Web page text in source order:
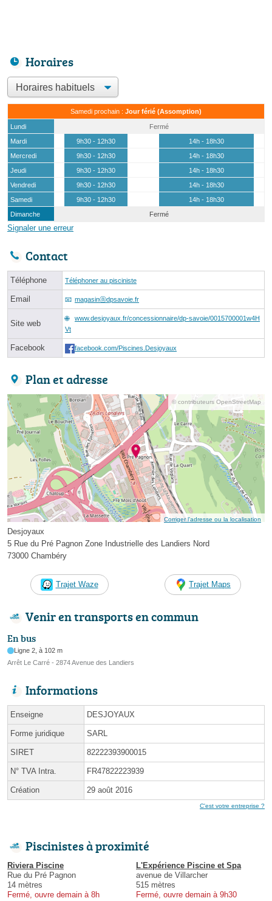
Horaires
Samedi prochain : Jour férié (Assomption)
Lundi
Fermé
Mardi
9h30 - 12h30
14h - 18h30
Mercredi
9h30 - 12h30
14h - 18h30
Jeudi
9h30 - 12h30
14h - 18h30
Vendredi
9h30 - 12h30
14h - 18h30
Samedi
9h30 - 12h30
14h - 18h30
Dimanche
Fermé
Signaler une erreur
Contact
Téléphone Téléphoner au pisciniste
Email magasinⓐdpsavoie.fr
Site web
www.desjoyaux.fr/concessionnaire/dp-savoie/0015700001w4H
Vt
Facebook facebook.com/Piscines.Desjoyaux
Plan et adresse
© contributeurs OpenStreetMap
Corriger l’adresse ou la localisation
Desjoyaux
5 Rue du Pré Pagnon Zone Industrielle des Landiers Nord
73000 Chambéry
Trajet Waze Trajet Maps
Venir en transports en commun
En bus
Ligne 2, à 102 m
Arrêt Le Carré - 2874 Avenue des Landiers
Informations
Enseigne DESJOYAUX
Forme juridique SARL
SIRET 82222393900015
N° TVA Intra. FR47822223939
Création 29 août 2016
C'est votre entreprise ?
Piscinistes à proximité
Riviera Piscine
Rue du Pré Pagnon
14 mètres
Fermé, ouvre demain à 8h
L'Expérience Piscine et Spa
avenue de Villarcher
515 mètres
Fermé, ouvre demain à 9h30